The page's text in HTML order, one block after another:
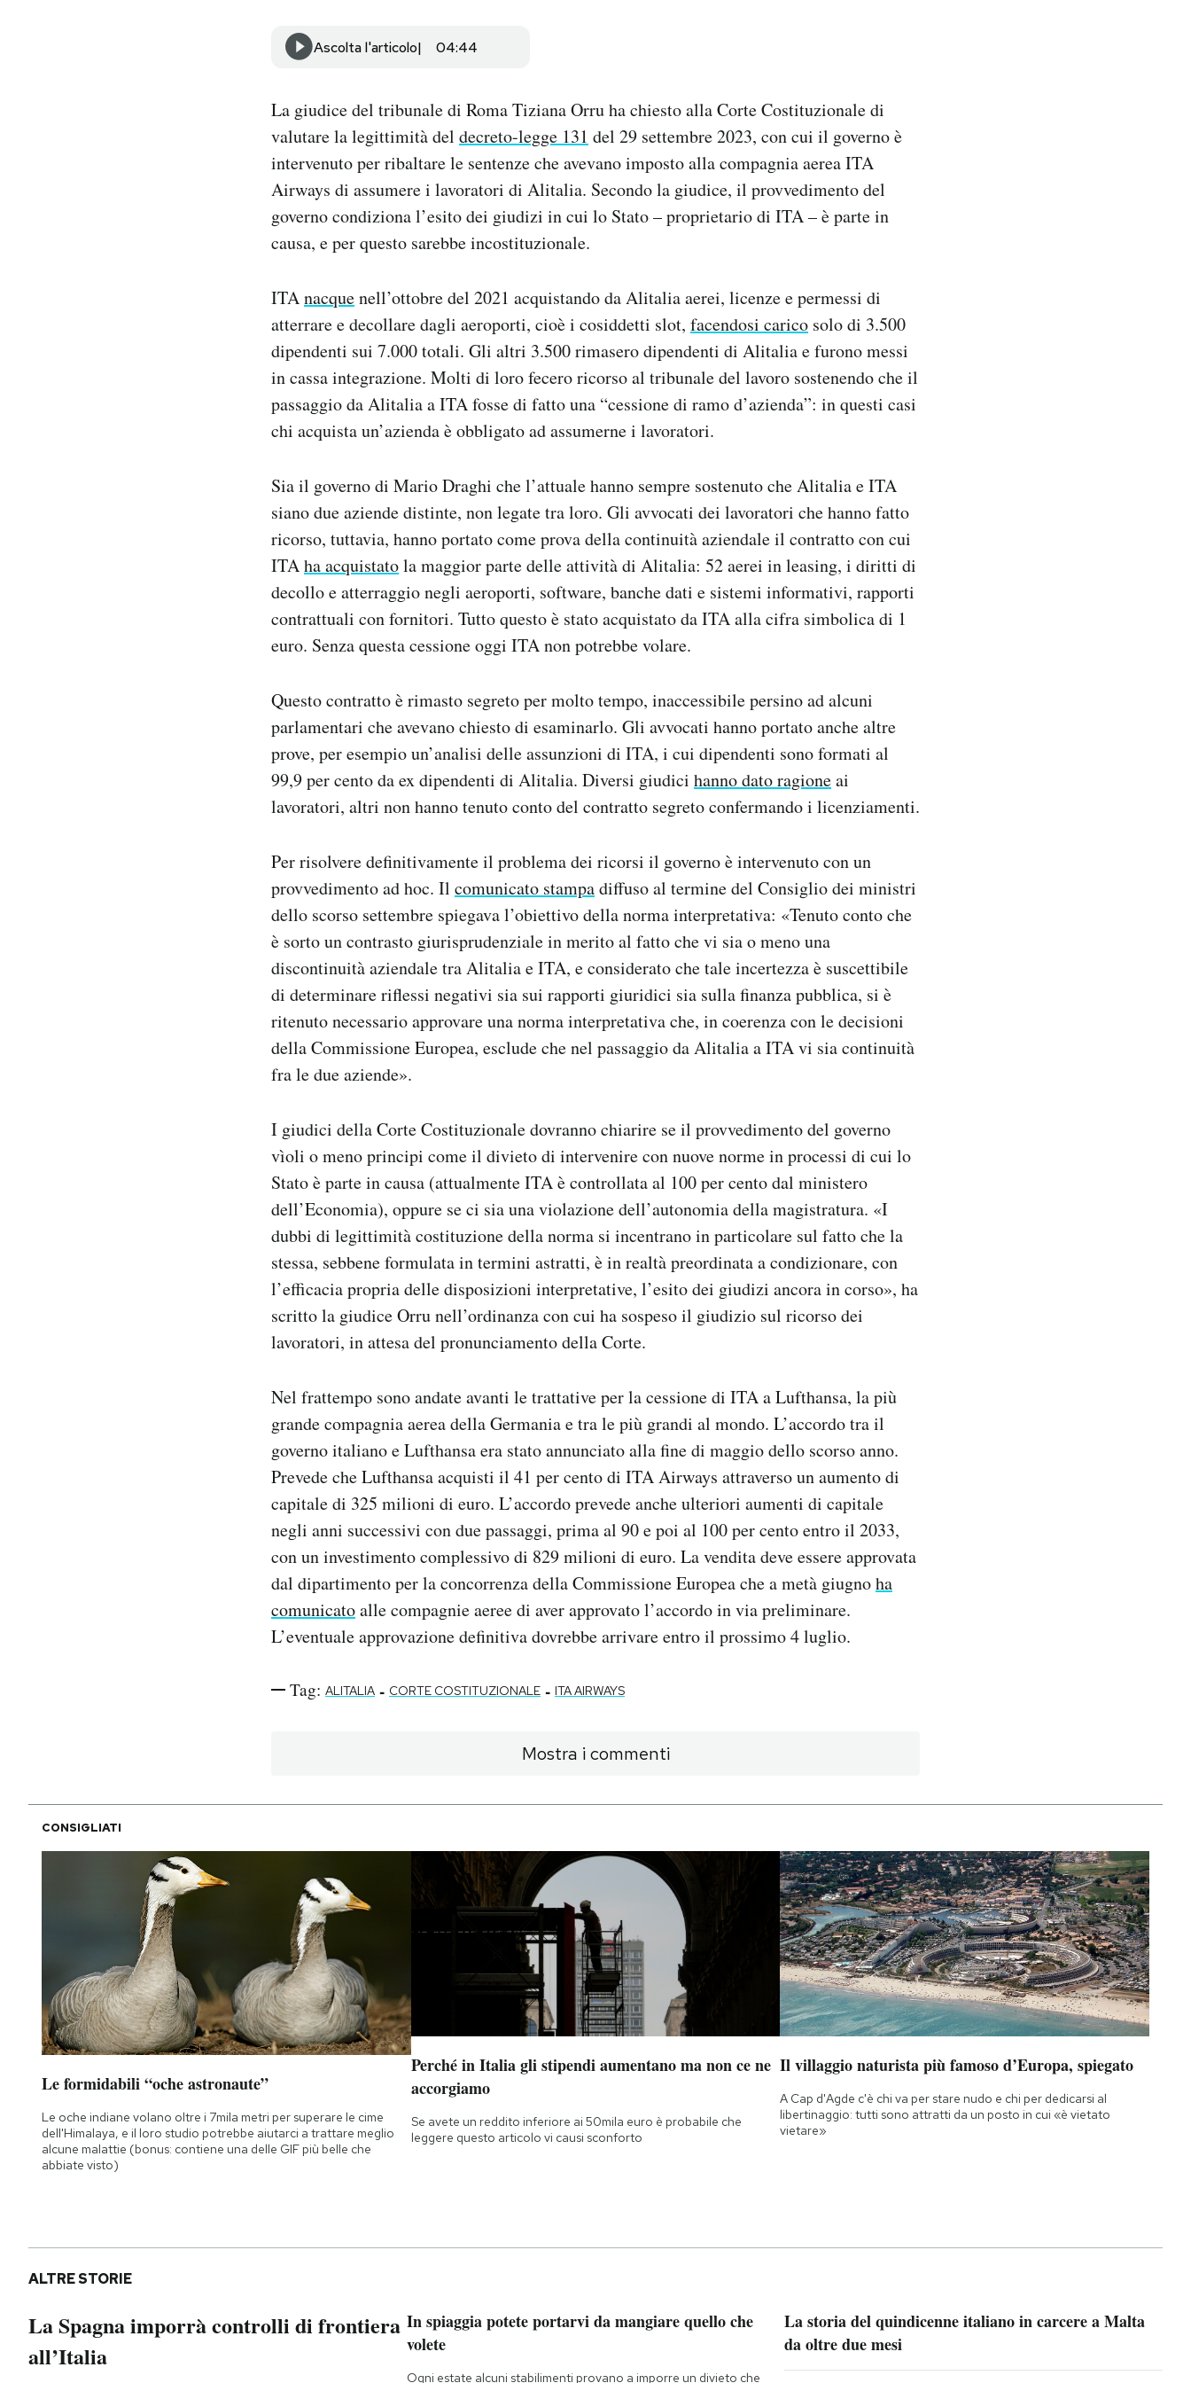
Ascolta l'articolo 04:44
La giudice del tribunale di Roma Tiziana Orru ha chiesto alla Corte Costituzionale di
valutare la legittimità del decreto-legge 131 del 29 settembre 2023, con cui il governo è
intervenuto per ribaltare le sentenze che avevano imposto alla compagnia aerea ITA
Airways di assumere i lavoratori di Alitalia. Secondo la giudice, il provvedimento del
governo condiziona l’esito dei giudizi in cui lo Stato – proprietario di ITA – è parte in
causa, e per questo sarebbe incostituzionale.
ITAnacquenell’ottobre del 2021 acquistando da Alitalia aerei, licenze e permessi di
atterrare e decollare dagli aeroporti, cioè i cosiddetti slot, facendosi carico solo di 3.500
dipendenti sui 7.000 totali. Gli altri 3.500 rimasero dipendenti di Alitalia e furono messi
in cassa integrazione. Molti di loro fecero ricorso al tribunale del lavoro sostenendo che il
passaggio da Alitalia a ITA fosse di fatto una “cessione di ramo d’azienda”: in questi casi
chi acquista un’azienda è obbligato ad assumerne i lavoratori.
Sia il governo di Mario Draghi che l’attuale hanno sempre sostenuto che Alitalia e ITA
siano due aziende distinte, non legate tra loro. Gli avvocati dei lavoratori che hanno fatto
ricorso, tuttavia, hanno portato come prova della continuità aziendale il contratto con cui
ITAha acquistatola maggior parte delle attività di Alitalia: 52 aerei in leasing, i diritti di
decollo e atterraggio negli aeroporti, software, banche dati e sistemi informativi, rapporti
contrattuali con fornitori. Tutto questo è stato acquistato da ITA alla cifra simbolica di 1
euro. Senza questa cessione oggi ITA non potrebbe volare.
Questo contratto è rimasto segreto per molto tempo, inaccessibile persino ad alcuni
parlamentari che avevano chiesto di esaminarlo. Gli avvocati hanno portato anche altre
prove, per esempio un’analisi delle assunzioni di ITA, i cui dipendenti sono formati al
99,9 per cento da ex dipendenti di Alitalia. Diversi giudici hanno dato ragioneai
lavoratori, altri non hanno tenuto conto del contratto segreto confermando i licenziamenti.
Per risolvere definitivamente il problema dei ricorsi il governo è intervenuto con un
provvedimento ad hoc. Il comunicato stampadiffuso al termine del Consiglio dei ministri
dello scorso settembre spiegava l’obiettivo della norma interpretativa: «Tenuto conto che
è sorto un contrasto giurisprudenziale in merito al fatto che vi sia o meno una
discontinuità aziendale tra Alitalia e ITA, e considerato che tale incertezza è suscettibile
di determinare riflessi negativi sia sui rapporti giuridici sia sulla finanza pubblica, si è
ritenuto necessario approvare una norma interpretativa che, in coerenza con le decisioni
della Commissione Europea, esclude che nel passaggio da Alitalia a ITA vi sia continuità
fra le due aziende».
I giudici della Corte Costituzionale dovranno chiarire se il provvedimento del governo
vìoli o meno principi come il divieto di intervenire con nuove norme in processi di cui lo
Stato è parte in causa (attualmente ITA è controllata al 100 per cento dal ministero
dell’Economia), oppure se ci sia una violazione dell’autonomia della magistratura. «I
dubbi di legittimità costituzione della norma si incentrano in particolare sul fatto che la
stessa, sebbene formulata in termini astratti, è in realtà preordinata a condizionare, con
l’efficacia propria delle disposizioni interpretative, l’esito dei giudizi ancora in corso», ha
scritto la giudice Orru nell’ordinanza con cui ha sospeso il giudizio sul ricorso dei
lavoratori, in attesa del pronunciamento della Corte.
Nel frattempo sono andate avanti le trattative per la cessione di ITA a Lufthansa, la più
grande compagnia aerea della Germania e tra le più grandi al mondo. L’accordo tra il
governo italiano e Lufthansa era stato annunciato alla fine di maggio dello scorso anno.
Prevede che Lufthansa acquisti il 41 per cento di ITA Airways attraverso un aumento di
capitale di 325 milioni di euro. L’accordo prevede anche ulteriori aumenti di capitale
negli anni successivi con due passaggi, prima al 90 e poi al 100 per cento entro il 2033,
con un investimento complessivo di 829 milioni di euro. La vendita deve essere approvata
dal dipartimento per la concorrenza della Commissione Europea che a metà giugnoha
comunicatoalle compagnie aeree di aver approvato l’accordo in via preliminare.
L’eventuale approvazione definitiva dovrebbe arrivare entro il prossimo 4 luglio.
Tag: ALITALIA - CORTE COSTITUZIONALE - ITA AIRWAYS
Mostra i commenti
CONSIGLIATI
Le formidabili “oche astronaute”
Le oche indiane volano oltre i 7mila metri per superare le cime
dell'Himalaya, e il loro studio potrebbe aiutarci a trattare meglio
alcune malattie (bonus: contiene una delle GIF più belle che
abbiate visto)
Perché in Italia gli stipendi aumentano ma non ce ne
accorgiamo
Se avete un reddito inferiore ai 50mila euro è probabile che
leggere questo articolo vi causi sconforto
Il villaggio naturista più famoso d’Europa, spiegato
A Cap d'Agde c'è chi va per stare nudo e chi per dedicarsi al
libertinaggio: tutti sono attratti da un posto in cui «è vietato
vietare»
ALTRE STORIE
La Spagna imporrà controlli di frontiera
all’Italia
In spiaggia potete portarvi da mangiare quello che
volete
Ogni estate alcuni stabilimenti provano a imporre un divieto che
La storia del quindicenne italiano in carcere a Malta
da oltre due mesi